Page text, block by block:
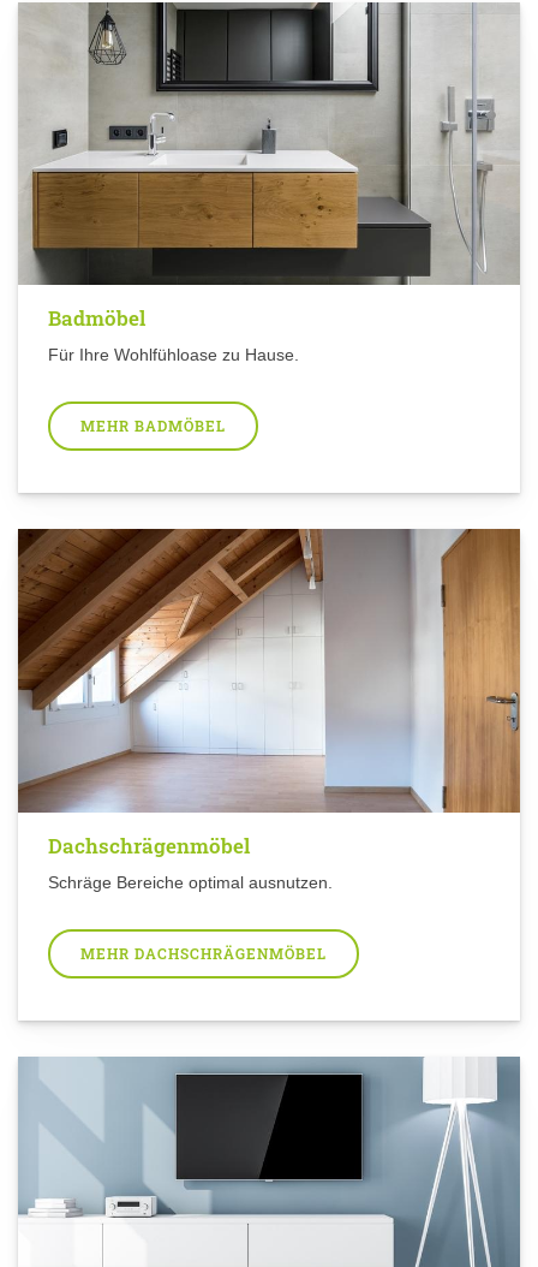
Badmöbel
Für Ihre Wohlfühloase zu Hause.
MEHR BADMÖBEL
Dachschrägenmöbel
Schräge Bereiche optimal ausnutzen.
MEHR DACHSCHRÄGENMÖBEL